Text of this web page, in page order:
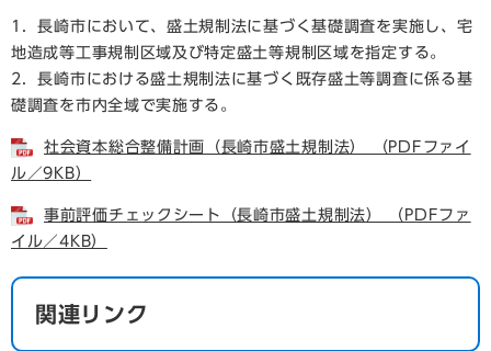
1．長崎市において、盛土規制法に基づく基礎調査を実施し、宅
地造成等工事規制区域及び特定盛土等規制区域を指定する。
2．長崎市における盛土規制法に基づく既存盛土等調査に係る基
礎調査を市内全域で実施する。
社会資本総合整備計画（長崎市盛土規制法） （PDFファイ
ル／9KB）
事前評価チェックシート（長崎市盛土規制法） （PDFファ
イル／4KB）
関連リンク